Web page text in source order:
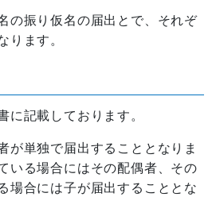
の振り仮名の届出とで、それぞ
ます。
記載しております。
が単独で届出することとなりま
いる場合にはその配偶者、その
場合には子が届出することとな